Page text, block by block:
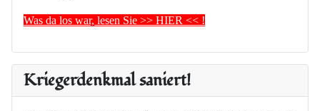
Was da los war, lesen Sie >> HIER << !
Kriegerdenkmal saniert!